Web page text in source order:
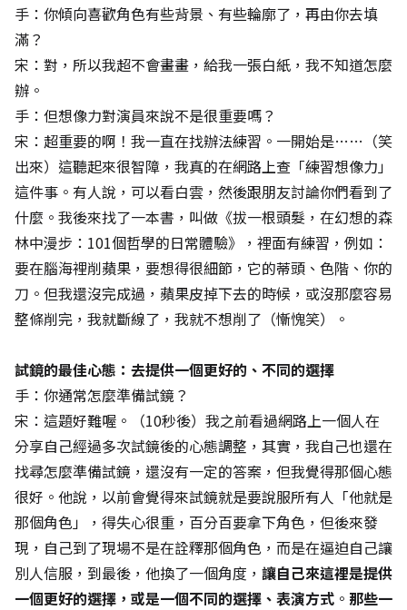
手：你傾向喜歡角色有些背景、有些輪廓了，再由你去填
滿？
宋：對，所以我超不會畫畫，給我一張白紙，我不知道怎麼
辦。
手：但想像力對演員來說不是很重要嗎？
宋：超重要的啊！我一直在找辦法練習。一開始是……（笑
出來）這聽起來很智障，我真的在網路上查「練習想像力」
這件事。有人說，可以看白雲，然後跟朋友討論你們看到了
什麼。我後來找了一本書，叫做《拔一根頭髮，在幻想的森
林中漫步：101個哲學的日常體驗》，裡面有練習，例如：
要在腦海裡削蘋果，要想得很細節，它的蒂頭、色階、你的
刀。但我還沒完成過，蘋果皮掉下去的時候，或沒那麼容易
整條削完，我就斷線了，我就不想削了（慚愧笑）。
試鏡的最佳心態：去提供一個更好的、不同的選擇
手：你通常怎麼準備試鏡？
宋：這題好難喔。（10秒後）我之前看過網路上一個人在
分享自己經過多次試鏡後的心態調整，其實，我自己也還在
找尋怎麼準備試鏡，還沒有一定的答案，但我覺得那個心態
很好。他說，以前會覺得來試鏡就是要說服所有人「他就是
那個角色」，得失心很重，百分百要拿下角色，但後來發
現，自己到了現場不是在詮釋那個角色，而是在逼迫自己讓
別人信服，到最後，他換了一個角度， 讓自己來這裡是提供
一個更好的選擇，或是一個不同的選擇、表演方式 。 那些一